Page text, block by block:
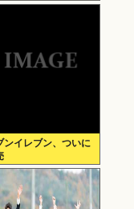
ンイレブン、ついに